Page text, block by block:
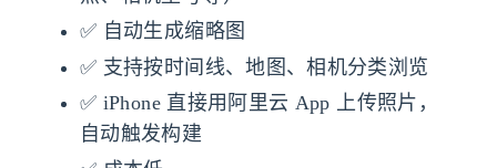
✅ 自动生成缩略图
✅ 支持按时间线、地图、相机分类浏览
✅ iPhone 直接用阿里云 App 上传照片，
自动触发构建